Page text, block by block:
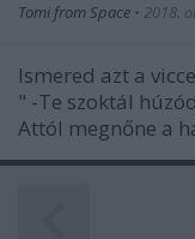
Tomi from Space • 2018.
Ismered azt a
" -Te szoktál
Attól megnőne a